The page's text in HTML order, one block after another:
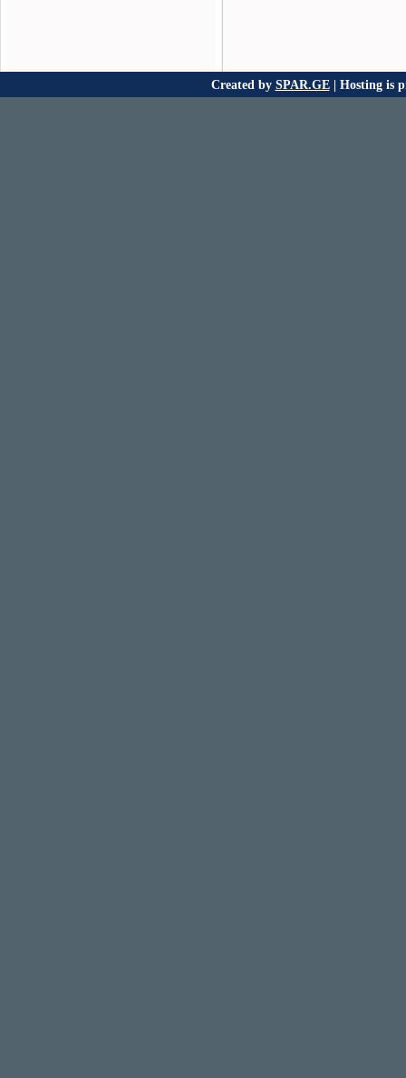
Created by SPAR.GE| Hosting is